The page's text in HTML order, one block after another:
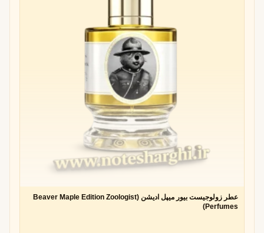
عطر زولوجیست بیور میپل ادیشن (Beaver Maple Edition Zoologist
Perfumes)